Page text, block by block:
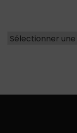
Catégories